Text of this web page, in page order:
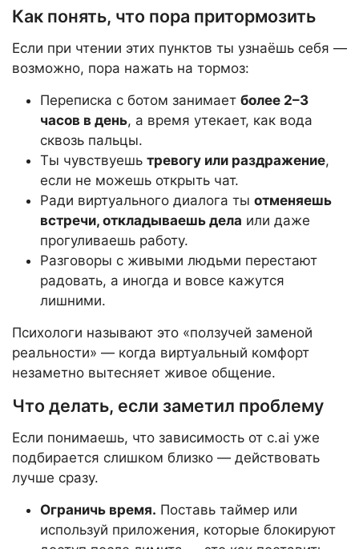
Как понять, что пора притормозить
Если при чтении этих пунктов ты узнаёшь себя —
возможно, пора нажать на тормоз:
Переписка с ботом занимает более 2–3
часов в день, а время утекает, как вода
сквозь пальцы.
Ты чувствуешь тревогу или раздражение,
если не можешь открыть чат.
Ради виртуального диалога ты отменяешь
встречи, откладываешь дела или даже
прогуливаешь работу.
Разговоры с живыми людьми перестают
радовать, а иногда и вовсе кажутся
лишними.
Психологи называют это «ползучей заменой
реальности» — когда виртуальный комфорт
незаметно вытесняет живое общение.
Что делать, если заметил проблему
Если понимаешь, что зависимость от c.ai уже
подбирается слишком близко — действовать
лучше сразу.
Ограничь время. Поставь таймер или
используй приложения, которые блокируют